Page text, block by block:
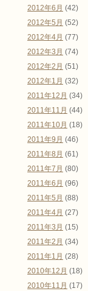
2012年6月 (42)
2012年5月 (52)
2012年4月 (77)
2012年3月 (74)
2012年2月 (51)
2012年1月 (32)
2011年12月 (34)
2011年11月 (44)
2011年10月 (18)
2011年9月 (46)
2011年8月 (61)
2011年7月 (80)
2011年6月 (96)
2011年5月 (88)
2011年4月 (27)
2011年3月 (15)
2011年2月 (34)
2011年1月 (28)
2010年12月 (18)
2010年11月 (17)